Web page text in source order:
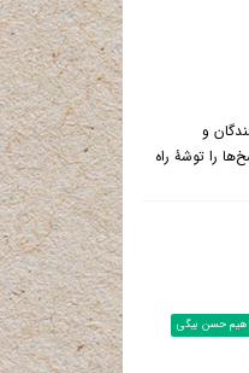
و
را توشۀ راه
حسن بیگی